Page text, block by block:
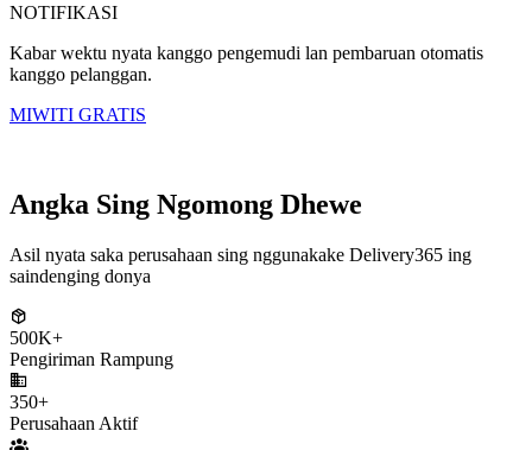
NOTIFIKASI
Kabar wektu nyata kanggo pengemudi lan pembaruan otomatis
kanggo pelanggan.
MIWITI GRATIS
Angka Sing Ngomong Dhewe
Asil nyata saka perusahaan sing nggunakake Delivery365 ing
saindenging donya
500K+
Pengiriman Rampung
350+
Perusahaan Aktif